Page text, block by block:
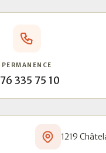
PERMANENCE
335 75 10
1219